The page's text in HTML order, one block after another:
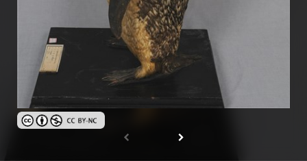
創用CC姓名標示-非商業性 3.0 台灣及其後版本(CC BY-NC 3.0 TW